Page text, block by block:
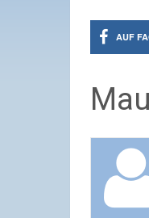
AUF